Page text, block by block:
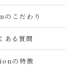
こだわり
ある質問
の特徴